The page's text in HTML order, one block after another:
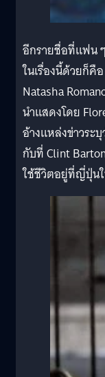
อีกรายชื่อที่แฟน
ในเรื่องนี้ด้วยก็คื
Natasha
นำแสดงโดย
อ้างแหล่งข่าวระ
กับที่ Clint
ใช้ชีวิตอยู่ที่ญี่ปุ่น